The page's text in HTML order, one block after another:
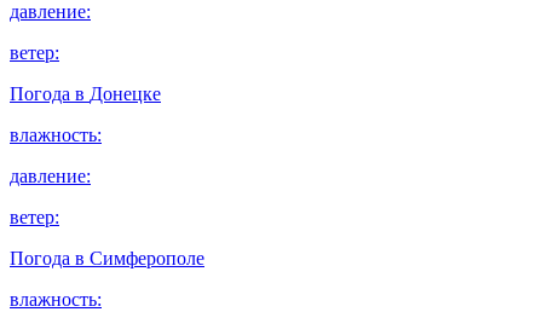
давление:
ветер:
Погода в Донецке
влажность:
давление:
ветер:
Погода в Симферополе
влажность: